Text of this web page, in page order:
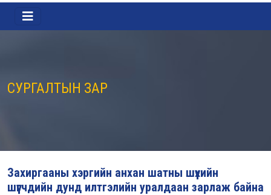
СУРГАЛТЫН ЗАР
Захиргааны хэргийн анхан шатны шүүхийн
шүүгчдийн дунд илтгэлийн уралдаан зарлаж байна